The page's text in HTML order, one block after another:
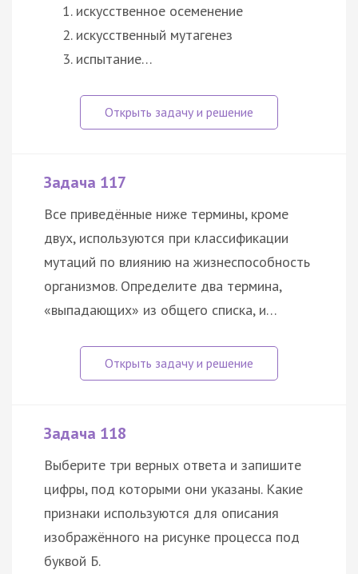
искусственное осеменение
искусственный мутагенез
испытание…
Задача 117
Все приведённые ниже термины, кроме
двух, используются при классификации
мутаций по влиянию на жизнеспособность
организмов. Определите два термина,
«выпадающих» из общего списка, и…
Задача 118
Выберите три верных ответа и запишите
цифры, под которыми они указаны. Какие
признаки используются для описания
изображённого на рисунке процесса под
буквой Б.